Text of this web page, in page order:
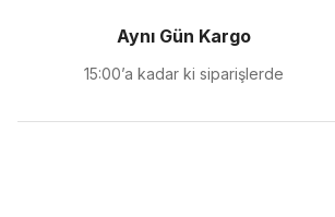
Ürün fiyatı diğer sitelerden daha pahalı.
Bu ürüne benzer farklı alternatifler olmalı.
Aynı Gün Kargo
15:00’a kadar ki siparişlerde